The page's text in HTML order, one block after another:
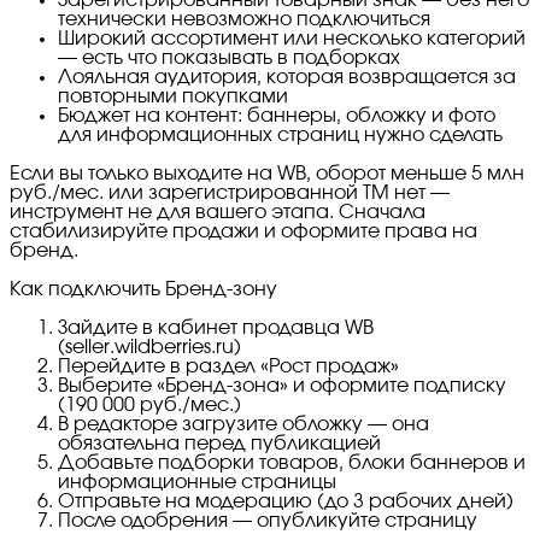
технически невозможно подключиться
Широкий ассортимент или несколько категорий
— есть что показывать в подборках
Лояльная аудитория, которая возвращается за
повторными покупками
Бюджет на контент: баннеры, обложку и фото
для информационных страниц нужно сделать
Если вы только выходите на WB, оборот меньше 5 млн
руб./мес. или зарегистрированной ТМ нет —
инструмент не для вашего этапа. Сначала
стабилизируйте продажи и оформите права на
бренд.
Как подключить Бренд-зону
Зайдите в кабинет продавца WB
(seller.wildberries.ru)
Перейдите в раздел «Рост продаж»
Выберите «Бренд-зона» и оформите подписку
(190 000 руб./мес.)
В редакторе загрузите обложку — она
обязательна перед публикацией
Добавьте подборки товаров, блоки баннеров и
информационные страницы
Отправьте на модерацию (до 3 рабочих дней)
После одобрения — опубликуйте страницу